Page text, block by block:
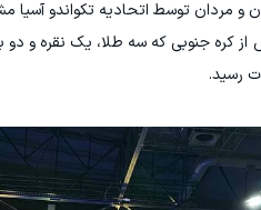
کره جنوبی که سه طلا، یک نقره و دو
رسید.